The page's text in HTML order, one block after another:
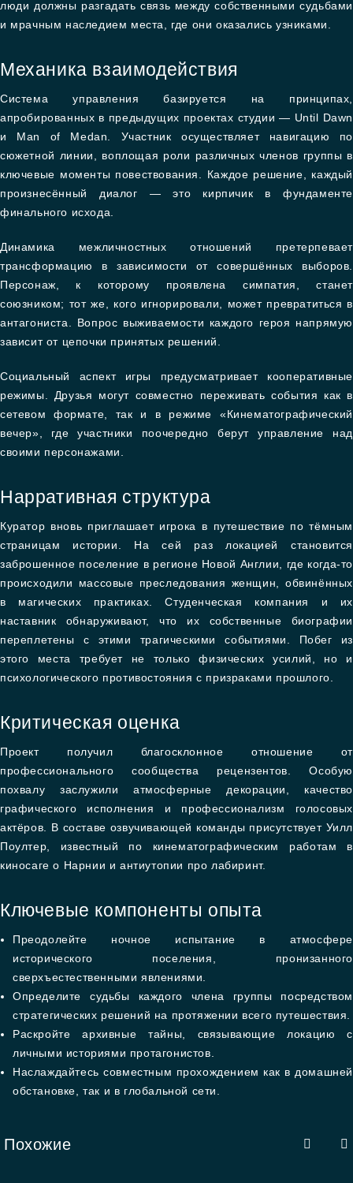
люди должны разгадать связь между собственными судьбами
и мрачным наследием места, где они оказались узниками.
Механика взаимодействия
Система управления базируется на принципах,
апробированных в предыдущих проектах студии — Until Dawn
и Man of Medan. Участник осуществляет навигацию по
сюжетной линии, воплощая роли различных членов группы в
ключевые моменты повествования. Каждое решение, каждый
произнесённый диалог — это кирпичик в фундаменте
финального исхода.
Динамика межличностных отношений претерпевает
трансформацию в зависимости от совершённых выборов.
Персонаж, к которому проявлена симпатия, станет
союзником; тот же, кого игнорировали, может превратиться в
антагониста. Вопрос выживаемости каждого героя напрямую
зависит от цепочки принятых решений.
Социальный аспект игры предусматривает кооперативные
режимы. Друзья могут совместно переживать события как в
сетевом формате, так и в режиме «Кинематографический
вечер», где участники поочередно берут управление над
своими персонажами.
Нарративная структура
Куратор вновь приглашает игрока в путешествие по тёмным
страницам истории. На сей раз локацией становится
заброшенное поселение в регионе Новой Англии, где когда-то
происходили массовые преследования женщин, обвинённых
в магических практиках. Студенческая компания и их
наставник обнаруживают, что их собственные биографии
переплетены с этими трагическими событиями. Побег из
этого места требует не только физических усилий, но и
психологического противостояния с призраками прошлого.
Критическая оценка
Проект получил благосклонное отношение от
профессионального сообщества рецензентов. Особую
похвалу заслужили атмосферные декорации, качество
графического исполнения и профессионализм голосовых
актёров. В составе озвучивающей команды присутствует Уилл
Поултер, известный по кинематографическим работам в
киносаге о Нарнии и антиутопии про лабиринт.
Ключевые компоненты опыта
Преодолейте ночное испытание в атмосфере
исторического поселения, пронизанного
сверхъестественными явлениями.
Определите судьбы каждого члена группы посредством
стратегических решений на протяжении всего путешествия.
Раскройте архивные тайны, связывающие локацию с
личными историями протагонистов.
Наслаждайтесь совместным прохождением как в домашней
обстановке, так и в глобальной сети.
Похожие